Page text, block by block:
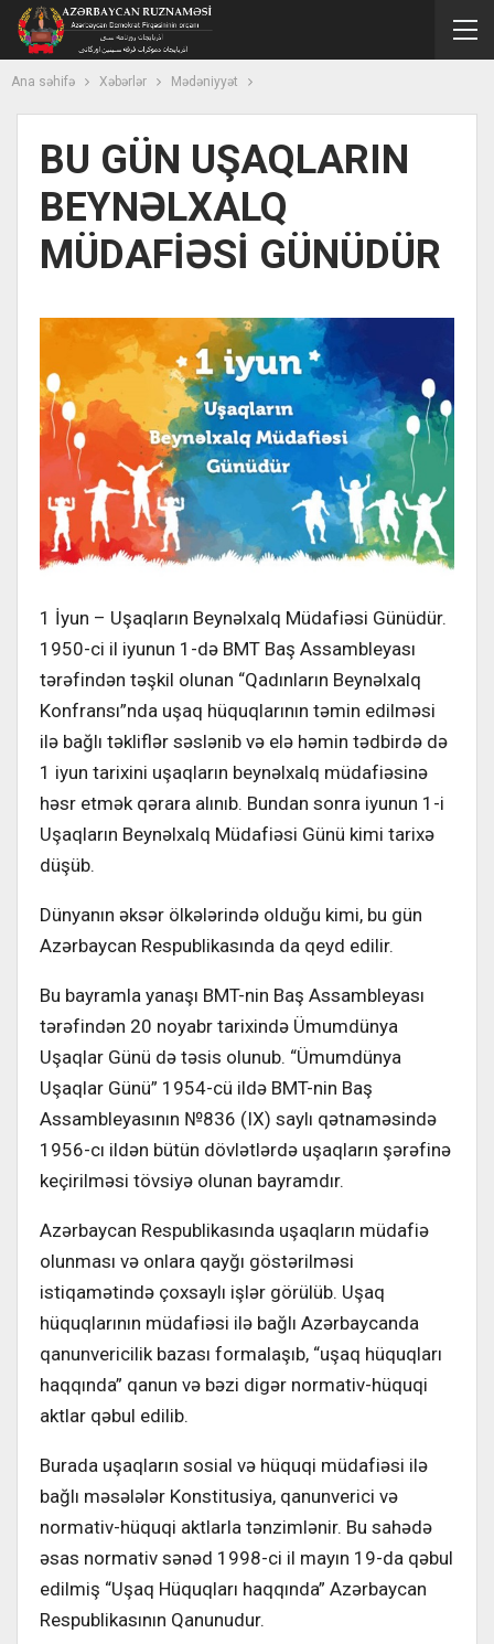
Ana səhifə Xəbərlər Mədəniyyət
BU GÜN UŞAQLARIN
BEYNƏLXALQ
MÜDAFİƏSİ GÜNÜDÜR
1 İyun – Uşaqların Beynəlxalq Müdafiəsi Günüdür.
1950-ci il iyunun 1-də BMT Baş Assambleyası
tərəfindən təşkil olunan “Qadınların Beynəlxalq
Konfransı”nda uşaq hüquqlarının təmin edilməsi
ilə bağlı təkliflər səslənib və elə həmin tədbirdə də
1 iyun tarixini uşaqların beynəlxalq müdafiəsinə
həsr etmək qərara alınıb. Bundan sonra iyunun 1-i
Uşaqların Beynəlxalq Müdafiəsi Günü kimi tarixə
düşüb.
Dünyanın əksər ölkələrində olduğu kimi, bu gün
Azərbaycan Respublikasında da qeyd edilir.
Bu bayramla yanaşı BMT-nin Baş Assambleyası
tərəfindən 20 noyabr tarixində Ümumdünya
Uşaqlar Günü də təsis olunub. “Ümumdünya
Uşaqlar Günü” 1954-cü ildə BMT-nin Baş
Assambleyasının №836 (IX) saylı qətnaməsində
1956-cı ildən bütün dövlətlərdə uşaqların şərəfinə
keçirilməsi tövsiyə olunan bayramdır.
Azərbaycan Respublikasında uşaqların müdafiə
olunması və onlara qayğı göstərilməsi
istiqamətində çoxsaylı işlər görülüb. Uşaq
hüquqlarının müdafiəsi ilə bağlı Azərbaycanda
qanunvericilik bazası formalaşıb, “uşaq hüquqları
haqqında” qanun və bəzi digər normativ-hüquqi
aktlar qəbul edilib.
Burada uşaqların sosial və hüquqi müdafiəsi ilə
bağlı məsələlər Konstitusiya, qanunverici və
normativ-hüquqi aktlarla tənzimlənir. Bu sahədə
əsas normativ sənəd 1998-ci il mayın 19-da qəbul
edilmiş “Uşaq Hüquqları haqqında” Azərbaycan
Respublikasının Qanunudur.